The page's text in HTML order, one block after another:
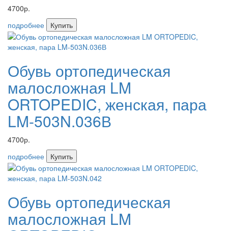
4700р.
подробнее
Купить
Обувь ортопедическая
малосложная LM
ORTOPEDIC, женская, пара
LM-503N.036В
4700р.
подробнее
Купить
Обувь ортопедическая
малосложная LM